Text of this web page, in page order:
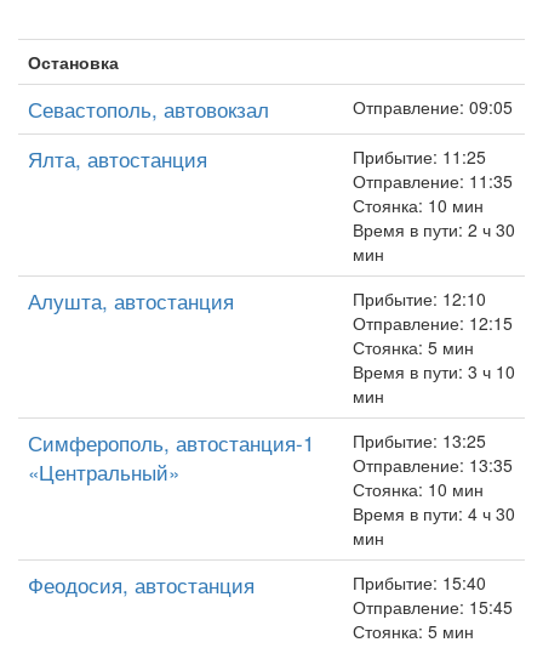
Остановка
Севастополь, автовокзал Отправление: 09:05
Ялта, автостанция
Прибытие: 11:25
Отправление: 11:35
Стоянка: 10 мин
Время в пути: 2 ч 30
мин
Алушта, автостанция
Прибытие: 12:10
Отправление: 12:15
Стоянка: 5 мин
Время в пути: 3 ч 10
мин
Симферополь, автостанция-1
«Центральный»
Прибытие: 13:25
Отправление: 13:35
Стоянка: 10 мин
Время в пути: 4 ч 30
мин
Феодосия, автостанция
Прибытие: 15:40
Отправление: 15:45
Стоянка: 5 мин